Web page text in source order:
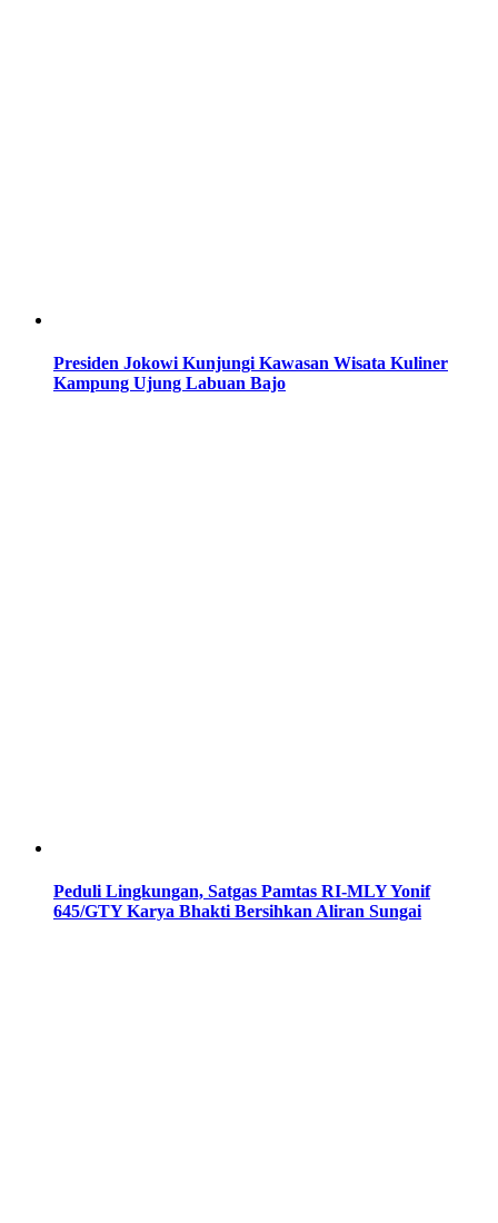
Presiden Jokowi Kunjungi Kawasan Wisata Kuliner
Kampung Ujung Labuan Bajo
Peduli Lingkungan, Satgas Pamtas RI-MLY Yonif
645/GTY Karya Bhakti Bersihkan Aliran Sungai